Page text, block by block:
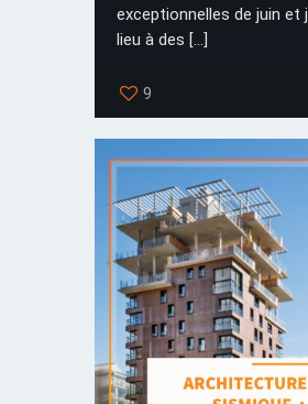
exceptionnelles de juin et
lieu à des […]
9